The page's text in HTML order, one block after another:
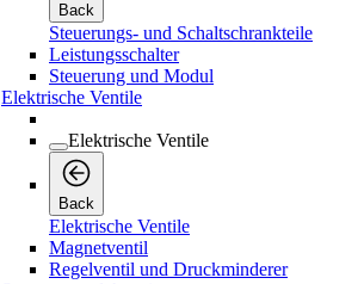
Back
Steuerungs- und Schaltschrankteile
Leistungsschalter
Steuerung und Modul
Elektrische Ventile
Elektrische Ventile
Back
Elektrische Ventile
Magnetventil
Regelventil und Druckminderer